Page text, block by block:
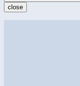
close